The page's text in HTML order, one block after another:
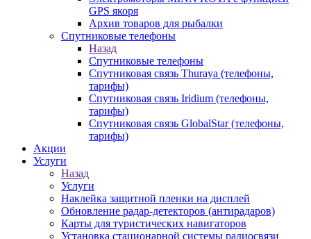
GPS якоря
Архив товаров для рыбалки
Спутниковые телефоны
Назад
Спутниковые телефоны
Спутниковая связь Thuraya (телефоны,
тарифы)
Спутниковая связь Iridium (телефоны,
тарифы)
Спутниковая связь GlobalStar (телефоны,
тарифы)
Акции
Услуги
Назад
Услуги
Наклейка защитной пленки на дисплей
Обновление радар-детекторов (антирадаров)
Карты для туристических навигаторов
Установка стационарной системы радиосвязи